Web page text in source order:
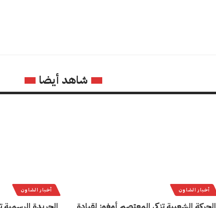
شاهد أيضا
أخبار الشاون أخبار الشاون